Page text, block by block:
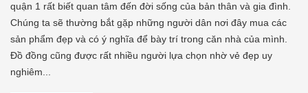
quận 1 rất biết quan tâm đến đời sống của bản thân và gia đình.
Chúng ta sẽ thường bắt gặp những người dân nơi đây mua các
sản phẩm đẹp và có ý nghĩa để bày trí trong căn nhà của mình.
Đồ đồng cũng được rất nhiều người lựa chọn nhờ vẻ đẹp uy
nghiêm...